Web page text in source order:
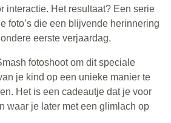
interactie. Het resultaat? Een serie
foto’s die een blijvende herinnering
eerste verjaardag.
fotoshoot om dit speciale
je kind op een unieke manier te
Het is een cadeautje dat je voor
waar je later met een glimlach op